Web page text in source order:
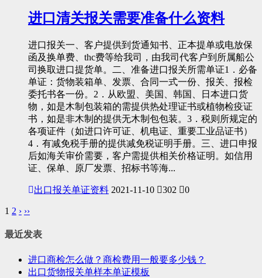
进口清关报关需要准备什么资料
进口报关一、客户提供到货通知书、正本提单或电放保
函及换单费、thc费等给我司，由我司代客户到所属船公
司换取进口提货单。二、准备进口报关所需单证1．必备
单证：货物装箱单、发票、合同一式一份、报关、报检
委托书各一份。2．从欧盟、美国、韩国、日本进口货
物，如是木制包装箱的需提供热处理证书或植物检疫证
书，如是非木制的提供无木制包包装。3．税则所规定的
各项证件（如进口许可证、机电证、重要工业品证书）
4．有减免税手册的提供减免税证明手册。三、进口申报
后如海关审价需要，客户需提供相关价格证明。如信用
证、保单、原厂发票、招标书等海...
出口报关单证资料 2021-11-10 302 0
1 2 › ››
最近发表
进口商检怎么做？商检费用一般要多少钱？
出口货物报关单样本单证模板